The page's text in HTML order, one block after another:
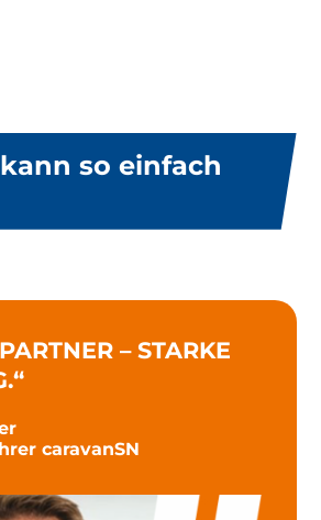
so einfach
– STARKE
caravanSN